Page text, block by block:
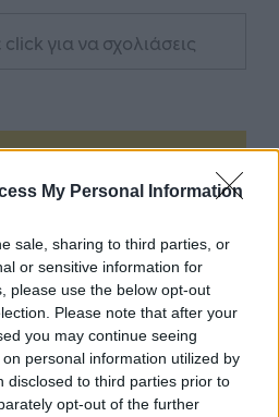
My Personal Information
sale, sharing to third parties, or
or sensitive information for
please use the below opt-out
Please note that after your
you may continue seeing
personal information utilized by
disclosed to third parties prior to
opt-out of the further
click για να σχολιάσεις